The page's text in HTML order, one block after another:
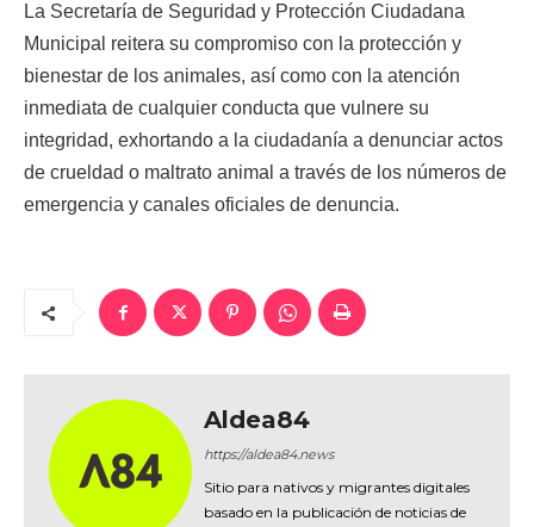
La Secretaría de Seguridad y Protección Ciudadana
Municipal reitera su compromiso con la protección y
bienestar de los animales, así como con la atención
inmediata de cualquier conducta que vulnere su
integridad, exhortando a la ciudadanía a denunciar actos
de crueldad o maltrato animal a través de los números de
emergencia y canales oficiales de denuncia.
Aldea84
https://aldea84.news
Sitio para nativos y migrantes digitales
basado en la publicación de noticias de